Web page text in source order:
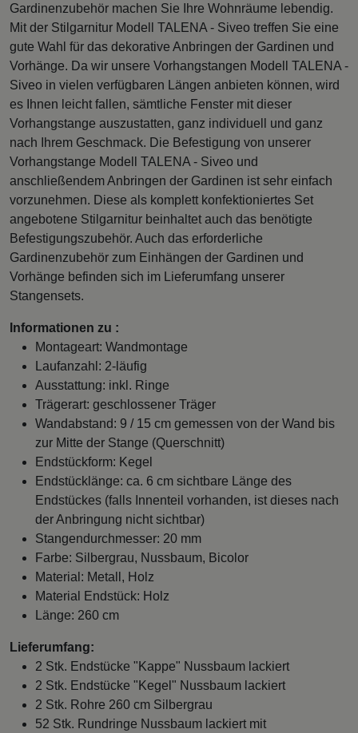
Gardinenzubehör machen Sie Ihre Wohnräume lebendig.
Mit der Stilgarnitur Modell TALENA - Siveo treffen Sie eine
gute Wahl für das dekorative Anbringen der Gardinen und
Vorhänge. Da wir unsere Vorhangstangen Modell TALENA -
Siveo in vielen verfügbaren Längen anbieten können, wird
es Ihnen leicht fallen, sämtliche Fenster mit dieser
Vorhangstange auszustatten, ganz individuell und ganz
nach Ihrem Geschmack. Die Befestigung von unserer
Vorhangstange Modell TALENA - Siveo und
anschließendem Anbringen der Gardinen ist sehr einfach
vorzunehmen. Diese als komplett konfektioniertes Set
angebotene Stilgarnitur beinhaltet auch das benötigte
Befestigungszubehör. Auch das erforderliche
Gardinenzubehör zum Einhängen der Gardinen und
Vorhänge befinden sich im Lieferumfang unserer
Stangensets.
Informationen zu :
Montageart: Wandmontage
Laufanzahl: 2-läufig
Ausstattung: inkl. Ringe
Trägerart: geschlossener Träger
Wandabstand: 9 / 15 cm gemessen von der Wand bis
zur Mitte der Stange (Querschnitt)
Endstückform: Kegel
Endstücklänge: ca. 6 cm sichtbare Länge des
Endstückes (falls Innenteil vorhanden, ist dieses nach
der Anbringung nicht sichtbar)
Stangendurchmesser: 20 mm
Farbe: Silbergrau, Nussbaum, Bicolor
Material: Metall, Holz
Material Endstück: Holz
Länge: 260 cm
Lieferumfang:
2 Stk. Endstücke "Kappe" Nussbaum lackiert
2 Stk. Endstücke "Kegel" Nussbaum lackiert
2 Stk. Rohre 260 cm Silbergrau
52 Stk. Rundringe Nussbaum lackiert mit